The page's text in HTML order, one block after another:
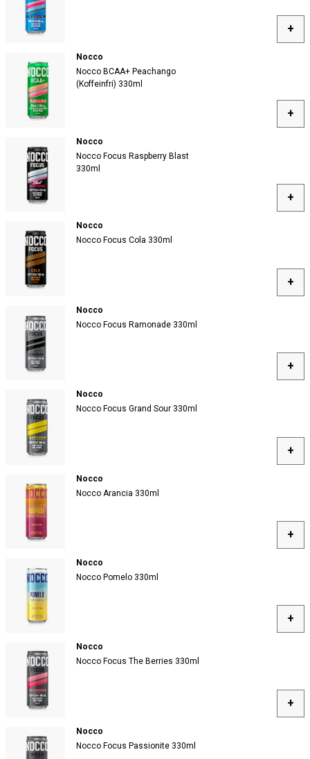
+
Nocco
Nocco BCAA+ Peachango
(Koffeinfri) 330ml
+
Nocco
Nocco Focus Raspberry Blast
330ml
+
Nocco
Nocco Focus Cola 330ml
+
Nocco
Nocco Focus Ramonade 330ml
+
Nocco
Nocco Focus Grand Sour 330ml
+
Nocco
Nocco Arancia 330ml
+
Nocco
Nocco Pomelo 330ml
+
Nocco
Nocco Focus The Berries 330ml
+
Nocco
Nocco Focus Passionite 330ml